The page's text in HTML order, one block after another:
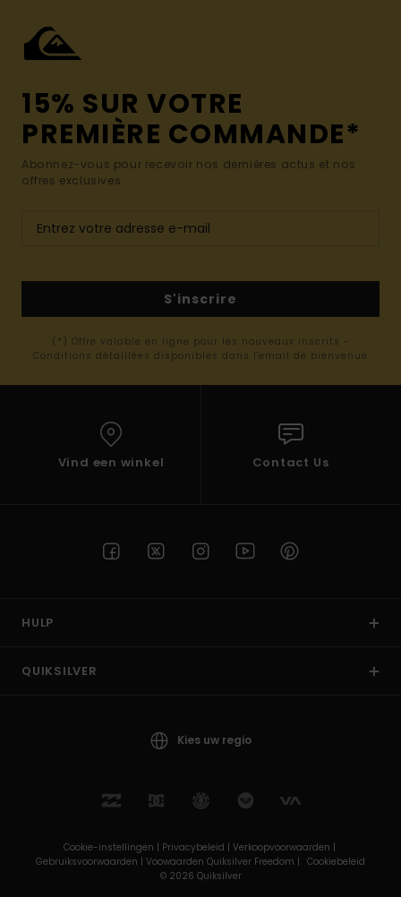
15% SUR VOTRE
PREMIÈRE COMMANDE*
Abonnez-vous pour recevoir nos dernières actus et nos
offres exclusives.
S'inscrire
(*) Offre valable en ligne pour les nouveaux inscrits -
Conditions détaillées disponibles dans l'email de bienvenue
Vind een winkel Contact Us
HULP
QUIKSILVER
Kies uw regio
Cookie-instellingen | Privacybeleid | Verkoopvoorwaarden |
Gebruiksvoorwaarden | Voowaarden Quiksilver Freedom | Cookiebeleid
© 2026 Quiksilver